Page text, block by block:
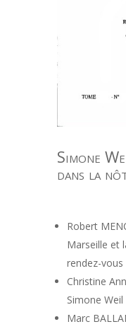
Simone
dans la
Robert
Marseille et
rendez-vous
Christine
Simone Weil
Marc